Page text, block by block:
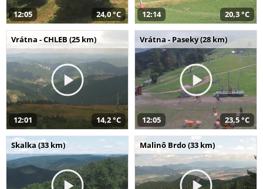
12:05 24,0 °C 12:14 20,3 °C
Vrátna - CHLEB (25 km)
12:01 14,2 °C
Vrátna - Paseky (28 km)
12:05 23,5 °C
Skalka (33 km) Malinô Brdo (33 km)